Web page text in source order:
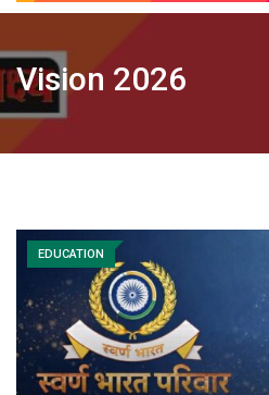
Vision 2026
EDUCATION